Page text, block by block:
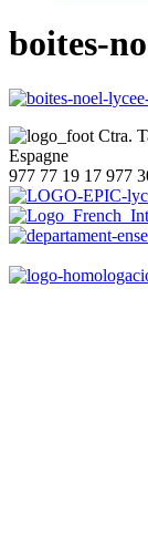
boites-
Ctra.
Espagne
977 77 19 17 977